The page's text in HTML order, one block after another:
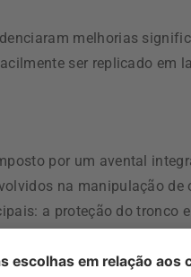
melhorias
ser replicado em
por um avental
na manipulação de
a proteção do tronco
de objetos, como